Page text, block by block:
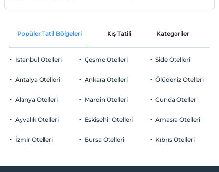
Popüler Tatil Bölgeleri Kış Tatili Kategoriler
İstanbul Otelleri
Antalya Otelleri
Alanya Otelleri
Ayvalık Otelleri
İzmir Otelleri
Çeşme Otelleri
Ankara Otelleri
Mardin Otelleri
Eskişehir Otelleri
Bursa Otelleri
Side Otelleri
Ölüdeniz Otelleri
Cunda Otelleri
Amasra Otelleri
Kıbrıs Otelleri